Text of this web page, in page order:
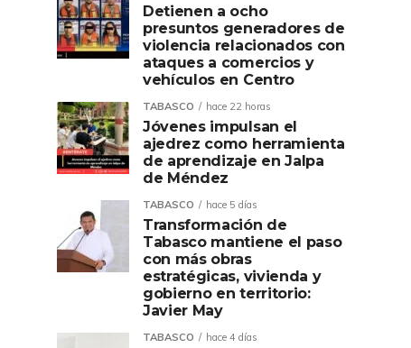
Detienen a ocho
presuntos generadores de
violencia relacionados con
ataques a comercios y
vehículos en Centro
TABASCO hace 22 horas
Jóvenes impulsan el
ajedrez como herramienta
de aprendizaje en Jalpa
de Méndez
TABASCO hace 5 días
Transformación de
Tabasco mantiene el paso
con más obras
estratégicas, vivienda y
gobierno en territorio:
Javier May
TABASCO hace 4 días